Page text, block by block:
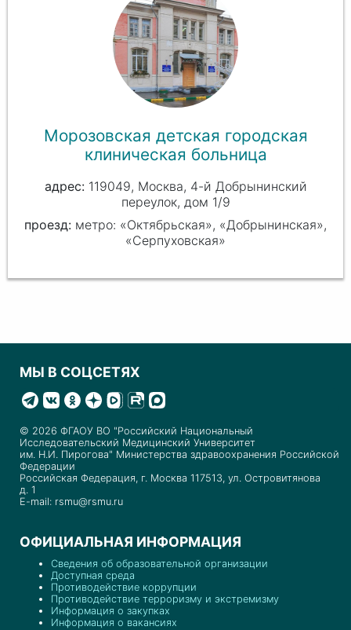
Морозовская детская городская
клиническая больница
119049, Москва, 4-й Добрынинский
переулок, дом 1/9
проезд: метро: «Октябрьская», «Добрынинская»,
«Серпуховская»
МЫ В СОЦСЕТЯХ
© 2026 ФГАОУ ВО "Российский Национальный
Исследовательский Медицинский Университет
им. Н.И. Пирогова" Министерства здравоохранения Российской
Федерации
Российская Федерация, г. Москва 117513, ул. Островитянова
д. 1
E-mail: rsmu@rsmu.ru
ОФИЦИАЛЬНАЯ ИНФОРМАЦИЯ
Сведения об образовательной организации
Доступная среда
Противодействие коррупции
Противодействие терроризму и экстремизму
Информация о закупках
Информация о вакансиях